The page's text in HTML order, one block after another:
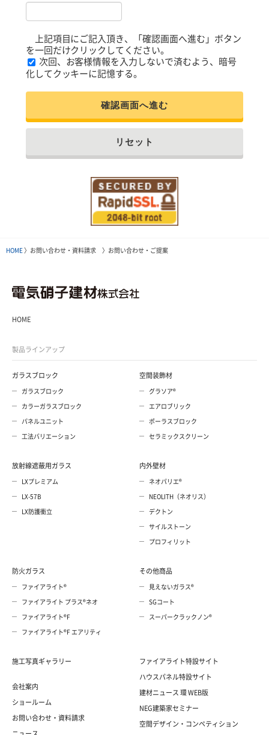
上記項目にご記入頂き、「確認画面へ進む」ボタン
を一回だけクリックしてください。
次回、お客様情報を入力しないで済むよう、暗号
化してクッキーに記憶する。
確認画面へ進む
リセット
HOME〉お問い合わせ・資料請求 〉お問い合わせ・ご提案
HOME
製品ラインアップ
ガラスブロック
ガラスブロック
カラーガラスブロック
パネルユニット
工法バリエーション
空間装飾材
グラソア®
エアロブリック
ポーラスブロック
セラミックスクリーン
放射線遮蔽用ガラス
LXプレミアム
LX-57B
LX防護衝立
内外壁材
ネオパリエ®
NEOLITH（ネオリス）
デクトン
サイルストーン
プロフィリット
防火ガラス
ファイアライト®
ファイアライト プラス®ネオ
ファイアライト®F
ファイアライト®F エアリティ
その他商品
見えないガラス®
SGコート
スーパークラックノン®
施工写真ギャラリー
会社案内
ショールーム
お問い合わせ・資料請求
ファイアライト特設サイト
ハウスパネル特設サイト
建材ニュース 環 WEB版
NEG建築家セミナー
空間デザイン・コンペティション